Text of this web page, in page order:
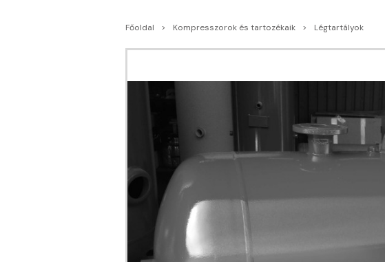
Főoldal Kompresszorok és tartozékaik Légtartályok